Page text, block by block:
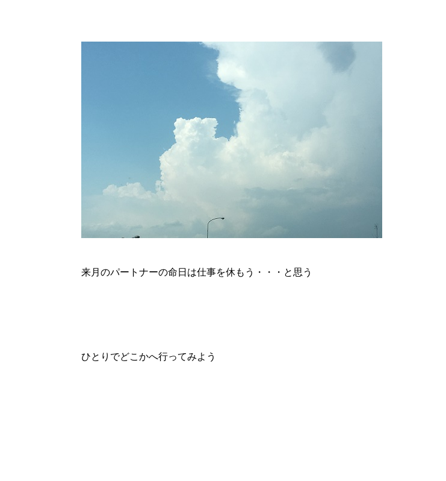
来月のパートナーの命日は仕事を休もう・・・と思う
ひとりでどこかへ行ってみよう